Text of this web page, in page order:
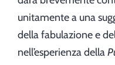
unitamente a una
della fabulazione e
nell’esperienza della